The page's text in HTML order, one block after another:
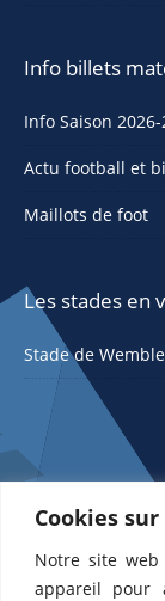
Cookies
Notre site web
appareil pour
Info billets
Info Saison
Actu football et
Maillots de foot
Les stades en
Stade de
ETTS 365 SL,